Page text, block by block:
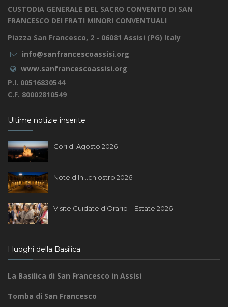
CUSTODIA GENERALE DEL SACRO CONVENTO DI SAN
FRANCESCO DEI FRATI MINORI CONVENTUALI
Piazza San Francesco, 2 - 06081 Assisi (PG) Italy
info@sanfrancescoassisi.org
www.sanfrancescoassisi.org
P.I. 00516830544
C.F. 80002810549
Ultime notizie inserite
Cori di Agosto 2026
Note d'In...chiostro 2026
Visite Guidate d’Orario – Estate 2026
I luoghi della Basilica
La Basilica di San Francesco in Assisi
Tomba di San Francesco